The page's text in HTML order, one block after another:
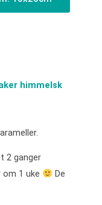
himmelsk
2 ganger
1 uke
De